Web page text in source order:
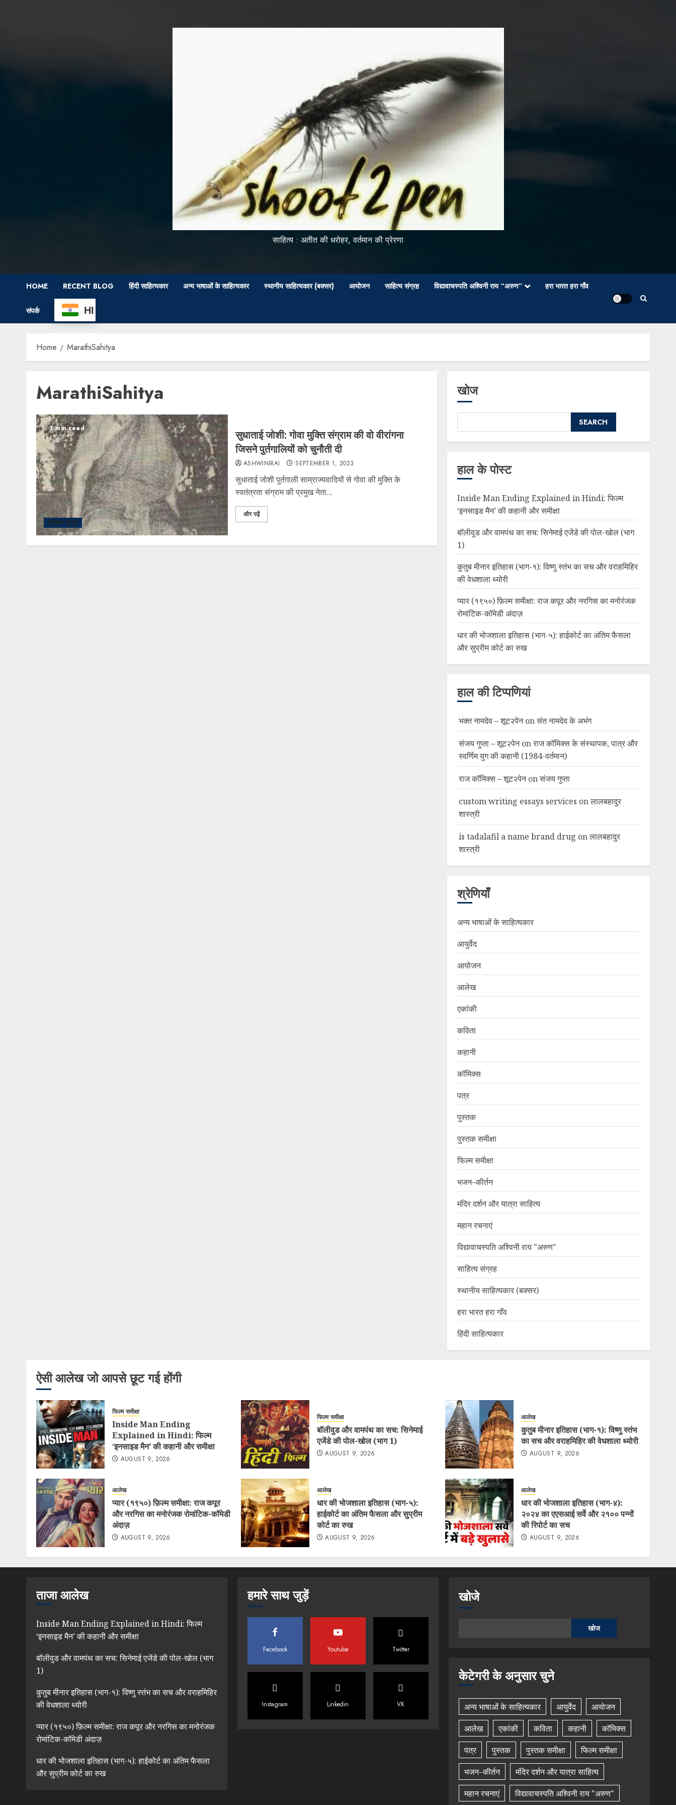
साहित्य : अतीत की धरोहर, वर्तमान की प्रेरणा
HOME RECENT BLOG हिंदी साहित्यकार अन्य भाषाओं के साहित्यकार स्थानीय साहित्यकार (बक्सर) आयोजन साहित्य संग्रह विद्यावाचस्पति अश्विनी राय “अरुण” हरा भारत हरा गाँव
संपर्क HI
Home MarathiSahitya
MarathiSahitya
1 min read
साहित्य संग्रह
सुधाताई जोशी: गोवा मुक्ति संग्राम की वो वीरांगना
जिसने पुर्तगालियों को चुनौती दी
ASHWINIRAI SEPTEMBER 1, 2023
सुधाताई जोशी पुर्तग़ाली साम्राज्यवादियों से गोवा की मुक्ति के
स्वतंत्रता संग्राम की प्रमुख नेता...
और पढ़ें
खोज
SEARCH
हाल के पोस्ट
Inside Man Ending Explained in Hindi: फिल्म
‘इनसाइड मैन’ की कहानी और समीक्षा
बॉलीवुड और वामपंथ का सच: सिनेमाई एजेंडे की पोल-खोल (भाग
1)
कुतुब मीनार इतिहास (भाग-१): विष्णु स्तंभ का सच और वराहमिहिर
की वेधशाला थ्योरी
प्यार (१९५०) फ़िल्म समीक्षा: राज कपूर और नरगिस का मनोरंजक
रोमांटिक-कॉमेडी अंदाज़
धार की भोजशाला इतिहास (भाग-५): हाईकोर्ट का अंतिम फैसला
और सुप्रीम कोर्ट का रुख
हाल की टिप्पणियां
भक्त नामदेव – शूट२पेनonसंत नामदेव के अभंग
संजय गुप्ता – शूट२पेनonराज कॉमिक्स के संस्थापक, पात्र और
स्वर्णिम युग की कहानी (1984-वर्तमान)
राज कॉमिक्स – शूट२पेनonसंजय गुप्ता
custom writing essays services onलालबहादुर
शास्त्री
is tadalafil a name brand drug onलालबहादुर
शास्त्री
श्रेणियाँ
अन्य भाषाओं के साहित्यकार
आयुर्वेद
आयोजन
आलेख
एकांकी
कविता
कहानी
कॉमिक्स
पत्र
पुस्तक
पुस्तक समीक्षा
फिल्म समीक्षा
भजन–कीर्तन
मंदिर दर्शन और यात्रा साहित्य
महान रचनाएं
विद्यावाचस्पति अश्विनी राय "अरुण"
साहित्य संग्रह
स्थानीय साहित्यकार (बक्सर)
हरा भारत हरा गाँव
हिंदी साहित्यकार
ऐसी आलेख जो आपसे छूट गई होंगी
फिल्म समीक्षा
Inside Man Ending
Explained in Hindi: फिल्म
‘इनसाइड मैन’ की कहानी और समीक्षा
AUGUST 9, 2026
फिल्म समीक्षा
बॉलीवुड और वामपंथ का सच: सिनेमाई
एजेंडे की पोल-खोल (भाग 1)
AUGUST 9, 2026
आलेख
कुतुब मीनार इतिहास (भाग-१): विष्णु स्तंभ
का सच और वराहमिहिर की वेधशाला थ्योरी
AUGUST 9, 2026
आलेख
प्यार (१९५०) फ़िल्म समीक्षा: राज कपूर
और नरगिस का मनोरंजक रोमांटिक-कॉमेडी
अंदाज़
AUGUST 9, 2026
आलेख
धार की भोजशाला इतिहास (भाग-५):
हाईकोर्ट का अंतिम फैसला और सुप्रीम
कोर्ट का रुख
AUGUST 9, 2026
आलेख
धार की भोजशाला इतिहास (भाग-४):
२०२४ का एएसआई सर्वे और २१०० पन्नों
की रिपोर्ट का सच
AUGUST 9, 2026
ताजा आलेख
Inside Man Ending Explained in Hindi: फिल्म
‘इनसाइड मैन’ की कहानी और समीक्षा
बॉलीवुड और वामपंथ का सच: सिनेमाई एजेंडे की पोल-खोल (भाग
1)
कुतुब मीनार इतिहास (भाग-१): विष्णु स्तंभ का सच और वराहमिहिर
की वेधशाला थ्योरी
प्यार (१९५०) फ़िल्म समीक्षा: राज कपूर और नरगिस का मनोरंजक
रोमांटिक-कॉमेडी अंदाज़
धार की भोजशाला इतिहास (भाग-५): हाईकोर्ट का अंतिम फैसला
और सुप्रीम कोर्ट का रुख
हमारे साथ जुड़ें
Facebook Youtube Twitter
Instagram Linkedin VK
खोजे
खोज
केटेगरी के अनुसार चुने
अन्य भाषाओं के साहित्यकार आयुर्वेद
आयोजन
आलेख
एकांकी कविता कहानी
कॉमिक्स
पत्र
पुस्तक पुस्तक समीक्षा
फिल्म समीक्षा
भजन–कीर्तन
मंदिर दर्शन और यात्रा साहित्य
महान रचनाएं
विद्यावाचस्पति अश्विनी राय "अरुण"